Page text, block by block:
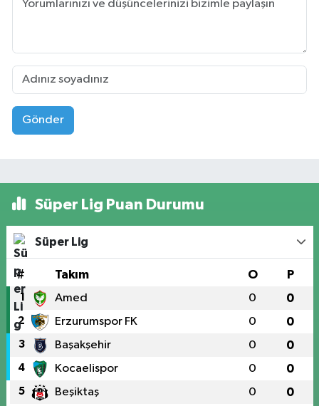
Gönder
Süper Lig Puan Durumu
Süper Lig
# Takım O P
1 Amed 0 0
2 Erzurumspor FK 0 0
3 Başakşehir 0 0
4 Kocaelispor 0 0
5 Beşiktaş 0 0